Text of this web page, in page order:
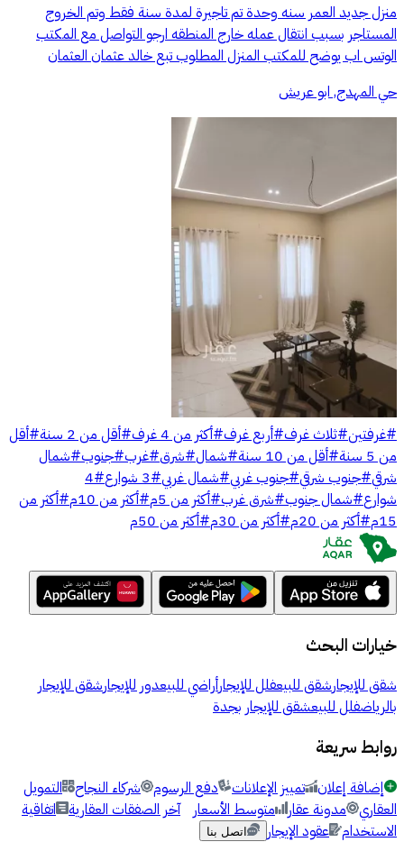
منزل جديد العمر سنه وحدة تم تاجيرة لمدة سنة فقط وتم الخروج
المستاجر بسبب انتقال عمله خارج المنطقه ارجو التواصل مع المكتب
الوتس اب يوضح للمكتب المنزل المطلوب تبع خالد عثمان العثمان
حي المهدج, ابو عريش
#غرفتين#ثلاث غرف#أربع غرف#أكثر من 4 غرف #أقل من 2 سنة #أقل
من 5 سنة
#أقل من 10 سنة #شمال#شرق#غرب#جنوب#شمال
شرقي#جنوب شرقي#جنوب غربي#شمال غربي#3 شوارع #
4
شوارع#شمال جنوب#شرق غرب#أكثر من 5م #أكثر من 10م #أكثر من
15م #أكثر من 20م #أكثر من 30م #أكثر من 50م
خيارات البحث
شقق للإيجارشقق للبيعفلل للإيجارأراضي للبيعدور للإيجارشقق للإيجار
بالرياضفلل للبيعشقق للإيجار بجدة
روابط سريعة
إضافة إعلان تمييز الإعلانات دفع الرسوم شركاء النجاح التمويل
العقاري مدونة عقار متوسط الأسعار آخر الصفقات العقارية اتفاقية
الاستخدام عقود الإيجار اتصل بنا